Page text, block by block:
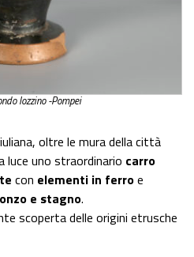
Iozzino -Pompei
oltre le mura della città
luce uno straordinario carro
con elementi in ferroe
e stagno.
scoperta delle origini etrusche